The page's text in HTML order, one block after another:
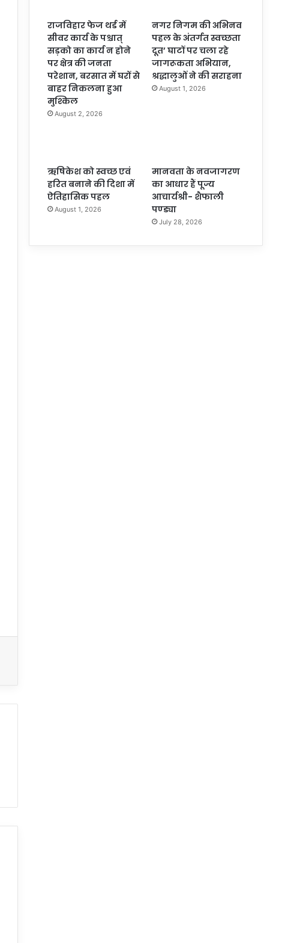
राजविहार फेज थर्ड में
सीवर कार्य के पश्चात्
सड़को का कार्य न होने
पर क्षेत्र की जनता
परेशान, बरसात में घरों से
बाहर निकलना हुआ
मुश्किल
August 2, 2026
नगर निगम की अभिनव
पहल के अंतर्गत स्वच्छता
दूत’ घाटों पर चला रहे
जागरूकता अभियान,
श्रद्धालुओं ने की सराहना
August 1, 2026
ऋषिकेश को स्वच्छ एवं
हरित बनाने की दिशा में
ऐतिहासिक पहल
August 1, 2026
मानवता के नवजागरण
का आधार हैं पूज्य
आचार्यश्री- शैफाली
पण्ड्या
July 28, 2026